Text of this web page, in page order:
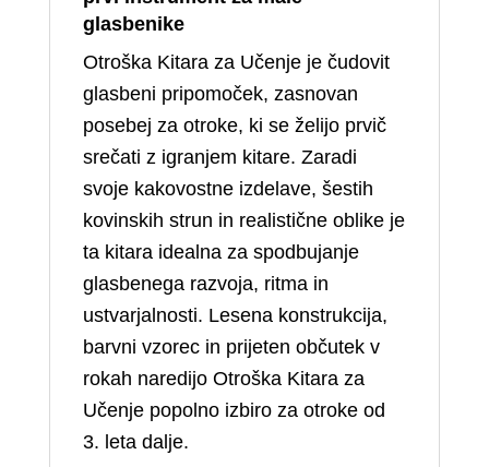
glasbenike
Otroška Kitara za Učenje je čudovit
glasbeni pripomoček, zasnovan
posebej za otroke, ki se želijo prvič
srečati z igranjem kitare. Zaradi
svoje kakovostne izdelave, šestih
kovinskih strun in realistične oblike je
ta kitara idealna za spodbujanje
glasbenega razvoja, ritma in
ustvarjalnosti. Lesena konstrukcija,
barvni vzorec in prijeten občutek v
rokah naredijo Otroška Kitara za
Učenje popolno izbiro za otroke od
3. leta dalje.